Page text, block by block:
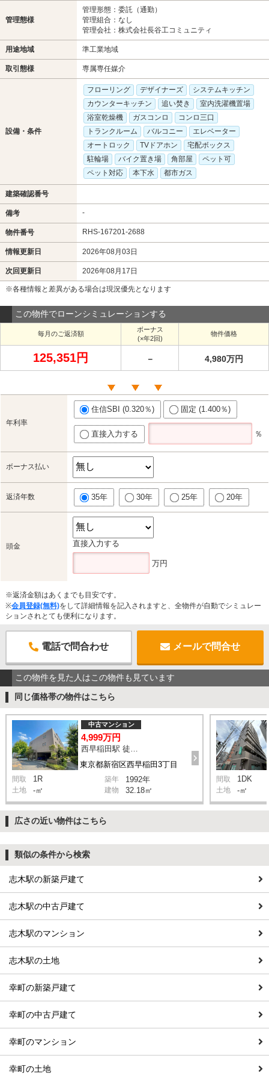
管理態様
管理形態：委託（通勤）
管理組合：なし
管理会社：株式会社長谷工コミュニティ
用途地域 準工業地域
取引態様 専属専任媒介
設備・条件
フローリング デザイナーズ
システムキッチン
カウンターキッチン
追い焚き
室内洗濯機置場
浴室乾燥機
ガスコンロ
コンロ三口
トランクルーム
バルコニー
エレベーター
オートロック
TVドアホン
宅配ボックス
駐輪場
バイク置き場 角部屋
ペット可
ペット対応
本下水 都市ガス
建築確認番号
備考 -
物件番号 RHS-167201-2688
情報更新日 2026年08月03日
次回更新日 2026年08月17日
※各種情報と差異がある場合は現況優先となります
この物件でローンシミュレーションする
毎月のご返済額
ボーナス
(×年2回)
物件価格
125,351円 － 4,980万円
年利率
住信SBI (0.320％) 固定 (1.400％)
直接入力する ％
ボーナス払い
返済年数 35年 30年 25年 20年
頭金 直接入力する
万円
※返済金額はあくまでも目安です。
※会員登録(無料)をして詳細情報を記入されますと、全物件が自動でシミュレー
ションされとても便利になります。
電話で問合わせ メールで問合せ
この物件を見た人はこの物件も見ています
同じ価格帯の物件はこちら
東京都新宿区西早稲田3丁目
中古マンション
4,999万円
西早稲田駅 徒歩11分
間取 1R 築年 1992年
土地 -㎡ 建物 32.18㎡
間取 1DK
土地 -㎡
広さの近い物件はこちら
類似の条件から検索
志木駅の新築戸建て
志木駅の中古戸建て
志木駅のマンション
志木駅の土地
幸町の新築戸建て
幸町の中古戸建て
幸町のマンション
幸町の土地